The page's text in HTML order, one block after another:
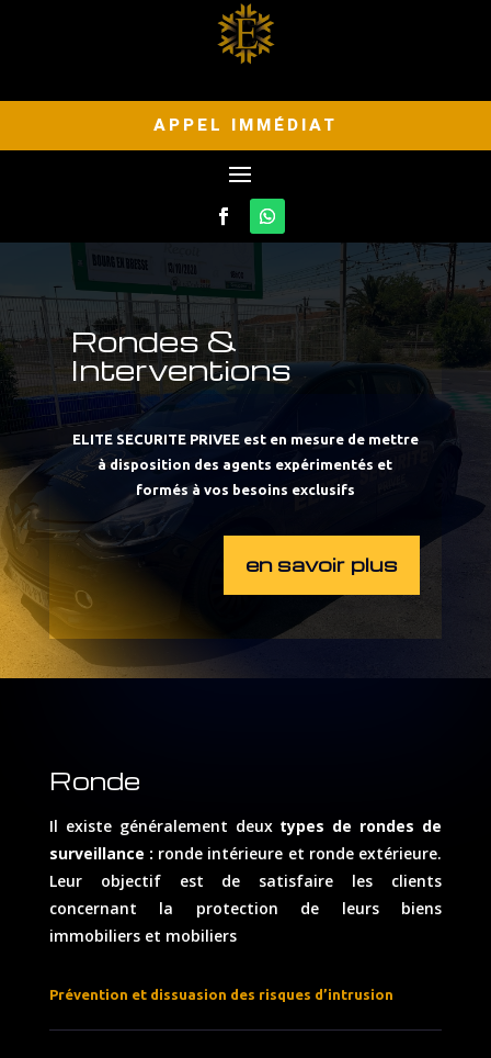
APPEL IMMÉDIAT
Rondes &
Interventions
ELITE SECURITE PRIVEE est en mesure de mettre
à disposition des agents expérimentés et
formés à vos besoins exclusifs
en savoir plus
Ronde
Il existe généralement deux types de rondes de
surveillance : ronde intérieure et ronde extérieure.
Leur objectif est de satisfaire les clients
concernant la protection de leurs biens
immobiliers et mobiliers
Prévention et dissuasion des risques d’intrusion